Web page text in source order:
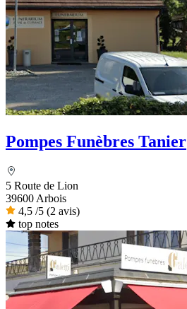
Pompes Funèbres Tanier
5 Route de Lion
39600 Arbois
4,5 /5 (2 avis)
top notes